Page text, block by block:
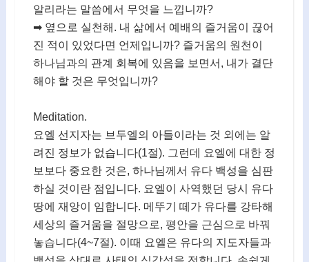
알리라는 말씀에서 무엇을 느낍니까?
➡ 옆으로 실천해. 내 삶에서 예배의 즐거움이 끊어
진 적이 있었다면 언제입니까? 즐거움의 원천이
하나님과의 관계 회복에 있음을 보면서, 내가 결단
해야 할 것은 무엇입니까?
Meditation.
요엘 선지자는 브두엘의 아들이라는 것 외에는 알
려진 정보가 없습니다(1절). 그런데 요엘에 대한 정
보보다 중요한 것은, 하나님께서 유다 백성을 심판
하실 것이란 점입니다. 요엘이 사역했던 당시 유다
땅에 재앙이 임합니다. 메뚜기 떼가 유다를 강타해
세상의 즐거움을 절망으로, 평안을 근심으로 바꿔
놓습니다(4~7절). 이때 요엘은 유다의 지도자들과